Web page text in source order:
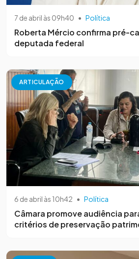
7 de abril às 09h40 • Política
Roberta Mércio confirma pré-
deputada federal
ARTICULAÇÃO
6 de abril às 10h42 • Política
Câmara promove audiência
critérios de preservação